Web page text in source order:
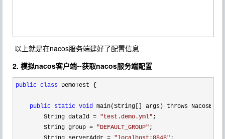
以上就是在nacos服务端建好了配置信息
2. 模拟nacos客户端--获取nacos服务端配置
public class DemoTest {
public static void main(String[] args) throws
        String dataId
= "test.demo.yml" ;
        String group
= "DEFAULT_GROUP" ;